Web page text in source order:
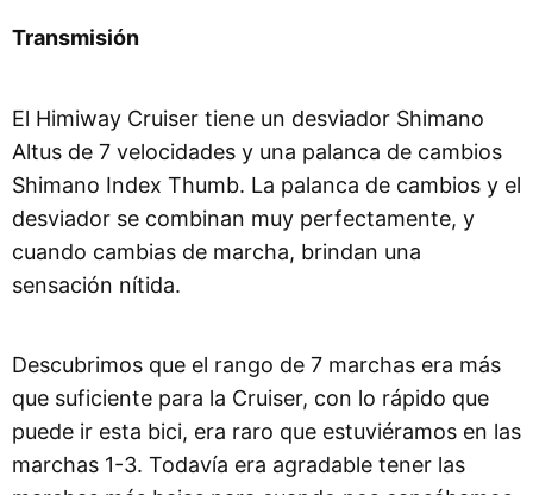
Transmisión
El Himiway Cruiser tiene un desviador Shimano
Altus de 7 velocidades y una palanca de cambios
Shimano Index Thumb. La palanca de cambios y el
desviador se combinan muy perfectamente, y
cuando cambias de marcha, brindan una
sensación nítida.
Descubrimos que el rango de 7 marchas era más
que suficiente para la Cruiser, con lo rápido que
puede ir esta bici, era raro que estuviéramos en las
marchas 1-3. Todavía era agradable tener las